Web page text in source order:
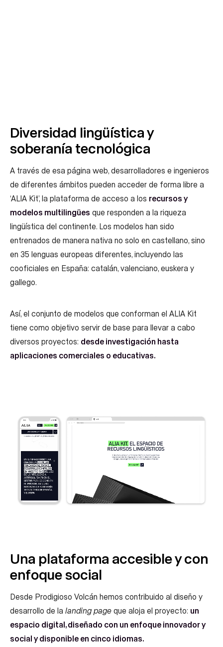
Diversidad lingüística y
soberanía tecnológica
A través de esa página web, desarrolladores e ingenieros
de diferentes ámbitos pueden acceder de forma libre a
‘ALIA Kit’, la plataforma de acceso a los recursos y
modelos multilingües que responden a la riqueza
lingüística del continente. Los modelos han sido
entrenados de manera nativa no solo en castellano, sino
en 35 lenguas europeas diferentes, incluyendo las
cooficiales en España: catalán, valenciano, euskera y
gallego.
Así, el conjunto de modelos que conforman el ALIA Kit
tiene como objetivo servir de base para llevar a cabo
diversos proyectos: desde investigación hasta
aplicaciones comerciales o educativas.
Una plataforma accesible y con
enfoque social
Desde Prodigioso Volcán hemos contribuido al diseño y
desarrollo de la landing page que aloja el proyecto: un
espacio digital, diseñado con un enfoque innovador y
social y disponible en cinco idiomas.